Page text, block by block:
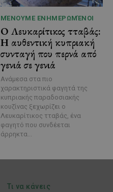
ΜΈΝΟΥΜΕ ΕΝΗΜΕΡΩΜΈΝΟΙ
Ο Λευκαρίτικος τταβάς:
Η αυθεντική κυπριακή
συνταγή που περνά από
γενιά σε γενιά
Ανάμεσα στα πιο
χαρακτηριστικά φαγητά της
κυπριακής παραδοσιακής
κουζίνας ξεχωρίζει ο
Λευκαρίτικος τταβάς, ένα
φαγητό που συνδέεται
άρρηκτα...